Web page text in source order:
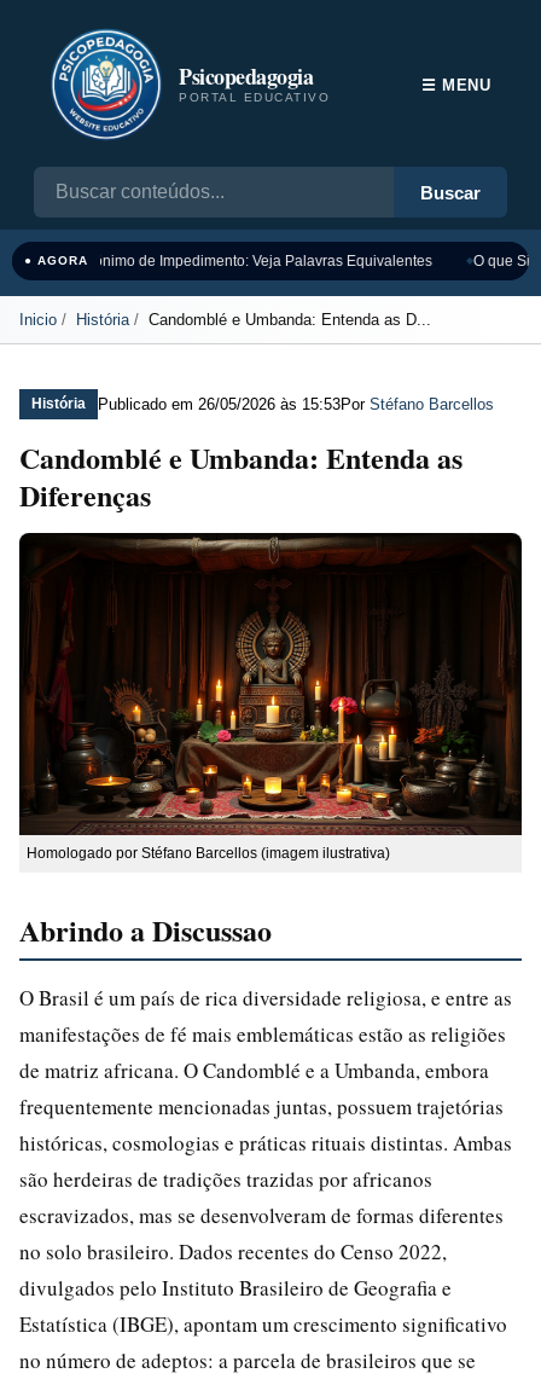
Psicopedagogia
PORTAL EDUCATIVO
Buscar
☰ MENU
● AGORASinônimo de Impedimento: Veja Palavras Equivalentes O que
Inicio História Candomblé e Umbanda: Entenda as D...
História Publicado em 26/05/2026 às 15:53Por Stéfano Barcellos
Candomblé e Umbanda: Entenda as
Diferenças
Homologado por Stéfano Barcellos (imagem ilustrativa)
Abrindo a Discussao
O Brasil é um país de rica diversidade religiosa, e entre as
manifestações de fé mais emblemáticas estão as religiões
de matriz africana. O Candomblé e a Umbanda, embora
frequentemente mencionadas juntas, possuem trajetórias
históricas, cosmologias e práticas rituais distintas. Ambas
são herdeiras de tradições trazidas por africanos
escravizados, mas se desenvolveram de formas diferentes
no solo brasileiro. Dados recentes do Censo 2022,
divulgados pelo Instituto Brasileiro de Geografia e
Estatística (IBGE), apontam um crescimento significativo
no número de adeptos: a parcela de brasileiros que se